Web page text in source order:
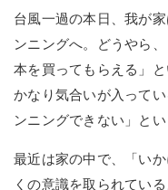
台風一過の本日、我が
ンニングへ。どうやら
本を買ってもらえる」
かなり気合いが入って
ンニングできない」と
最近は家の中で、「い
くの意識を取られてい